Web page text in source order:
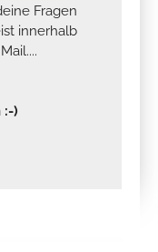
Fragen
innerhalb
:-)